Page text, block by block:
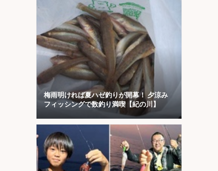
梅雨明ければ夏ハゼ釣りが開幕！ 夕涼み
フィッシングで数釣り満喫【紀の川】